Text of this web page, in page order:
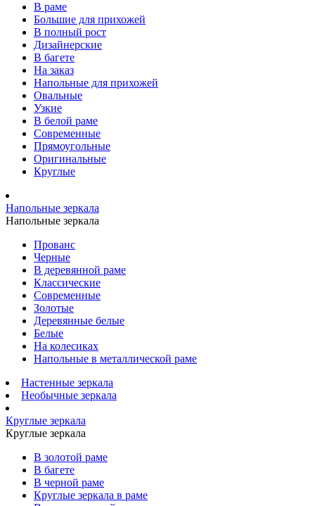
В раме
Большие для прихожей
В полный рост
Дизайнерские
В багете
На заказ
Напольные для прихожей
Овальные
Узкие
В белой раме
Современные
Прямоугольные
Оригинальные
Круглые
Напольные зеркала
Напольные зеркала
Прованс
Черные
В деревянной раме
Классические
Современные
Золотые
Деревянные белые
Белые
На колесиках
Напольные в металлической раме
Настенные зеркала
Необычные зеркала
Круглые зеркала
Круглые зеркала
В золотой раме
В багете
В черной раме
Круглые зеркала в раме